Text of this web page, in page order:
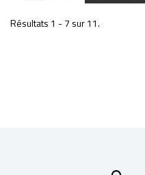
Résultats 1 - 7 sur 11.